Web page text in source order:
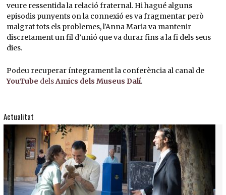
veure ressentida la relació fraternal. Hi hagué alguns
episodis punyents on la connexió es va fragmentar però
malgrat tots els problemes, l'Anna Maria va mantenir
discretament un fil d’unió que va durar fins a la fi dels seus
dies.
Podeu recuperar íntegrament la conferència al canal de
YouTube delsAmics dels Museus Dalí.
Actualitat